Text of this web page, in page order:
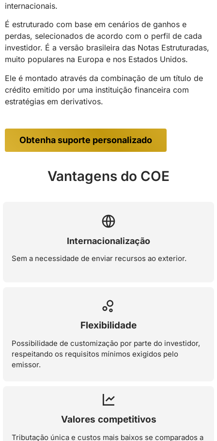
internacionais.
É estruturado com base em cenários de ganhos e
perdas, selecionados de acordo com o perfil de cada
investidor. É a versão brasileira das Notas Estruturadas,
muito populares na Europa e nos Estados Unidos.
Ele é montado através da combinação de um título de
crédito emitido por uma instituição financeira com
estratégias em derivativos.
Obtenha suporte personalizado
Vantagens do COE
Internacionalização
Sem a necessidade de enviar recursos ao exterior.
Flexibilidade
Possibilidade de customização por parte do investidor,
respeitando os requisitos mínimos exigidos pelo
emissor.
Valores competitivos
Tributação única e custos mais baixos se comparados a